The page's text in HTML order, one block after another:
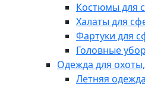
Костюмы для
Халаты для
Фартуки для
Головные
Одежда для
Летняя одежда